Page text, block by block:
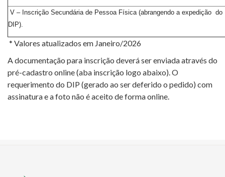
V – Inscrição Secundária de Pessoa Física (abrangendo a expedição do
DIP).
* Valores atualizados em Janeiro/2026
A documentação para inscrição deverá ser enviada através do
pré-cadastro online (aba inscrição logo abaixo). O
requerimento do DIP (gerado ao ser deferido o pedido) com
assinatura e a foto não é aceito de forma online.